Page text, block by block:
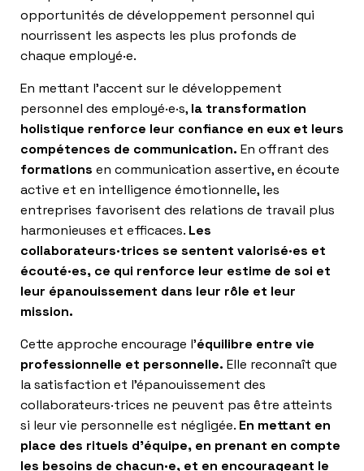
opportunités de développement personnel qui
nourrissent les aspects les plus profonds de
chaque employé·e.
En mettant l’accent sur le développement
personnel des employé·e·s, la transformation
holistique renforce leur confiance en eux et leurs
compétences de communication. En offrant des
formations en communication assertive, en écoute
active et en intelligence émotionnelle, les
entreprises favorisent des relations de travail plus
harmonieuses et efficaces. Les
collaborateurs·trices se sentent valorisé·es et
écouté·es, ce qui renforce leur estime de soi et
leur épanouissement dans leur rôle et leur
mission.
Cette approche encourage l’équilibre entre vie
professionnelle et personnelle. Elle reconnaît que
la satisfaction et l’épanouissement des
collaborateurs·trices ne peuvent pas être atteints
si leur vie personnelle est négligée. En mettant en
place des rituels d’équipe, en prenant en compte
les besoins de chacun·e, et en encourageant le